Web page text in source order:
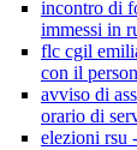
incontro di
immessi in
flc cgil
con il
avviso di
orario di
elezioni rsu